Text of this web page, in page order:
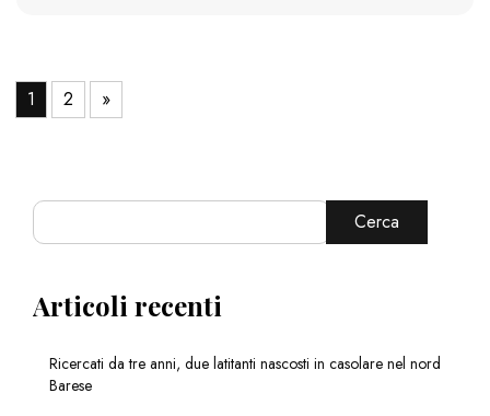
1 2 »
Cerca
Articoli recenti
Ricercati da tre anni, due latitanti nascosti in casolare nel nord
Barese